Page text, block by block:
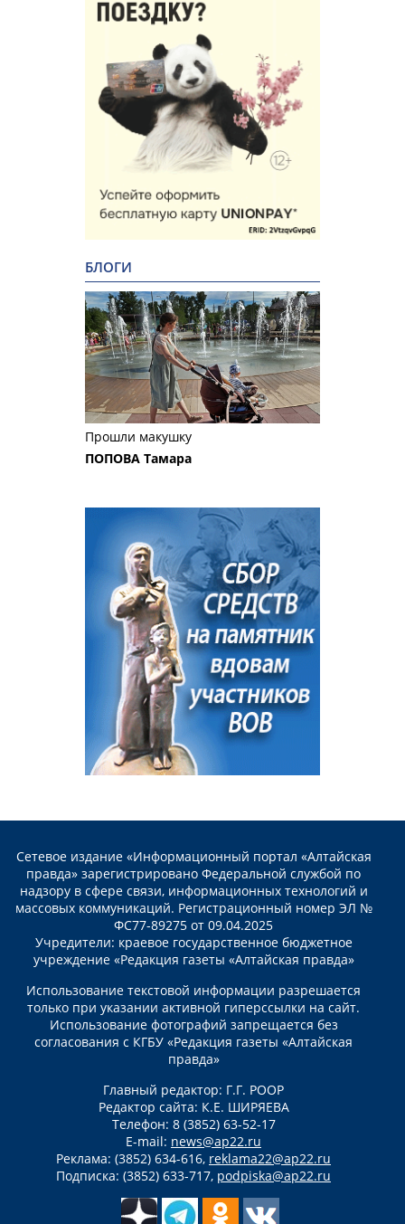
БЛОГИ
Прошли макушку
ПОПОВА Тамара
Сетевое издание «Информационный портал «Алтайская
правда» зарегистрировано Федеральной службой по
надзору в сфере связи, информационных технологий и
массовых коммуникаций. Регистрационный номер ЭЛ №
ФС77-89275 от 09.04.2025
Учредители: краевое государственное бюджетное
учреждение «Редакция газеты «Алтайская правда»
Использование текстовой информации разрешается
только при указании активной гиперссылки на сайт.
Использование фотографий запрещается без
согласования с КГБУ «Редакция газеты «Алтайская
правда»
Главный редактор: Г.Г. РООР
Редактор сайта: К.Е. ШИРЯЕВА
Телефон: 8 (3852) 63-52-17
E-mail: news@ap22.ru
Реклама: (3852) 634-616, reklama22@ap22.ru
Подписка: (3852) 633-717, podpiska@ap22.ru